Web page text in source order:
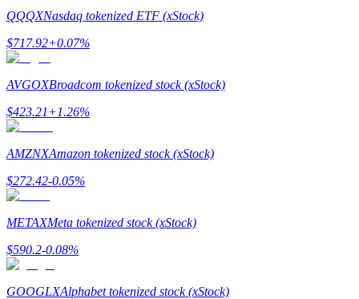
Futures startguide
Handelsstrategier
Lär dig hur du håller dig lönsam
QQQXNasdaq tokenized ETF (xStock)
$717.92+0.07%
AVGOXBroadcom tokenized stock (xStock)
$423.21+1.26%
AMZNXAmazon tokenized stock (xStock)
$272.42-0.05%
METAXMeta tokenized stock (xStock)
$590.2-0.08%
GOOGLXAlphabet tokenized stock (xStock)